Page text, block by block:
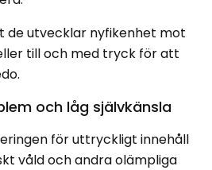
de utvecklar nyfikenhet mot
till och med tryck för att
och låg självkänsla
för uttryckligt innehåll
våld och andra olämpliga